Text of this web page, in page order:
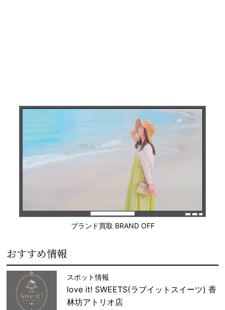
ブランド買取 BRAND OFF
おすすめ情報
スポット情報
love it! SWEETS(ラブイットスイーツ) 香
林坊アトリオ店